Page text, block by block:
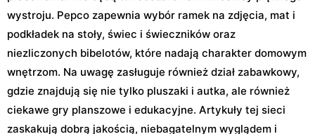
wystroju. Pepco zapewnia wybór ramek na zdjęcia, mat i
podkładek na stoły, świec i świeczników oraz
niezliczonych bibelotów, które nadają charakter domowym
wnętrzom. Na uwagę zasługuje również dział zabawkowy,
gdzie znajdują się nie tylko pluszaki i autka, ale również
ciekawe gry planszowe i edukacyjne. Artykuły tej sieci
zaskakują dobrą jakością, niebagatelnym wyglądem i